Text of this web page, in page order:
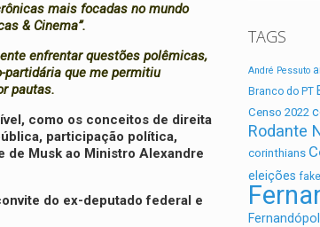
mais focadas no mundo
& Cinema”.
enfrentar questões polêmicas,
partidária que me permitiu
pautas.
como os conceitos de direita
participação política,
de Musk ao Ministro Alexandre
do ex-deputado federal e
TAGS
André Pessuto
Branco do PT
Censo 2022
Rodante
corinthians
eleições